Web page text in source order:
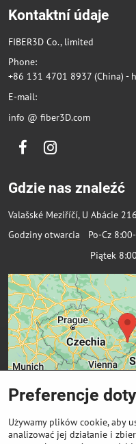
Kontaktní údaje
FIBER3D Co., limited
Phone:
+86 131 4701 8937 (China) -
E-mail:
info @ fiber3D.com
FacebookInstagram
Gdzie nas znaleźć
Valašské Meziříčí, U Abácie
Godziny otwarcia Po-Cz
Piątek 8:00-
Preferencje
Używamy plików cookie, aby
analizować jej działanie i